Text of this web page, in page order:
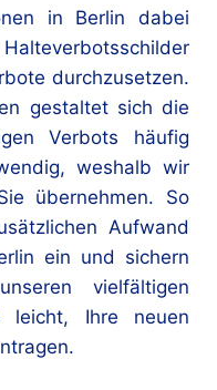
in Berlin dabei
durchzusetzen.
gestaltet sich die
Verbots häufig
weshalb wir
übernehmen. So
Aufwand
ein und sichern
vielfältigen
leicht, Ihre neuen